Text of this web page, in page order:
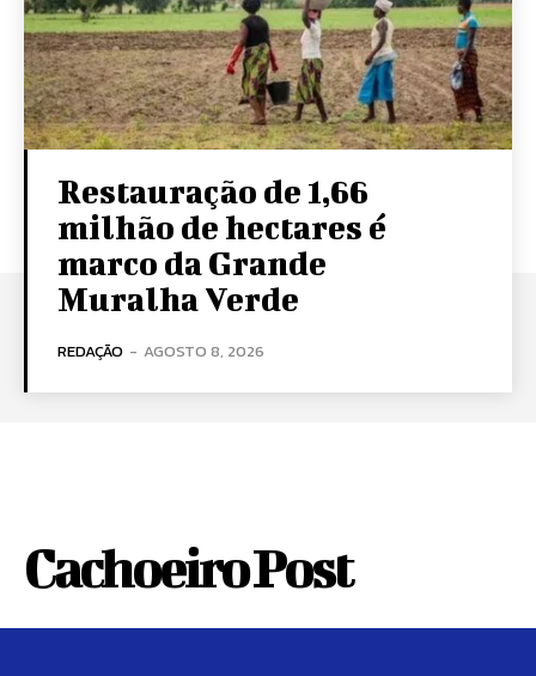
Restauração de 1,66
milhão de hectares é
marco da Grande
Muralha Verde
REDAÇÃO - AGOSTO 8, 2026
Cachoeiro Post